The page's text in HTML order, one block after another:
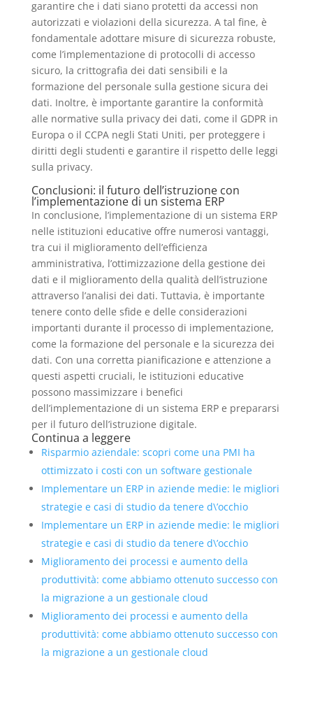
garantire che i dati siano protetti da accessi non
autorizzati e violazioni della sicurezza. A tal fine, è
fondamentale adottare misure di sicurezza robuste,
come l’implementazione di protocolli di accesso
sicuro, la crittografia dei dati sensibili e la
formazione del personale sulla gestione sicura dei
dati. Inoltre, è importante garantire la conformità
alle normative sulla privacy dei dati, come il GDPR in
Europa o il CCPA negli Stati Uniti, per proteggere i
diritti degli studenti e garantire il rispetto delle leggi
sulla privacy.
Conclusioni: il futuro dell’istruzione con
l’implementazione di un sistema ERP
In conclusione, l’implementazione di un sistema ERP
nelle istituzioni educative offre numerosi vantaggi,
tra cui il miglioramento dell’efficienza
amministrativa, l’ottimizzazione della gestione dei
dati e il miglioramento della qualità dell’istruzione
attraverso l’analisi dei dati. Tuttavia, è importante
tenere conto delle sfide e delle considerazioni
importanti durante il processo di implementazione,
come la formazione del personale e la sicurezza dei
dati. Con una corretta pianificazione e attenzione a
questi aspetti cruciali, le istituzioni educative
possono massimizzare i benefici
dell’implementazione di un sistema ERP e prepararsi
per il futuro dell’istruzione digitale.
Continua a leggere
Risparmio aziendale: scopri come una PMI ha
ottimizzato i costi con un software gestionale
Implementare un ERP in aziende medie: le migliori
strategie e casi di studio da tenere d\’occhio
Implementare un ERP in aziende medie: le migliori
strategie e casi di studio da tenere d\’occhio
Miglioramento dei processi e aumento della
produttività: come abbiamo ottenuto successo con
la migrazione a un gestionale cloud
Miglioramento dei processi e aumento della
produttività: come abbiamo ottenuto successo con
la migrazione a un gestionale cloud